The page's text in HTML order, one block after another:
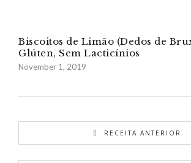
Biscoitos de Limão (Dedos de
Glúten, Sem Lacticínios
November 1, 2019
RECEITA ANTERIOR